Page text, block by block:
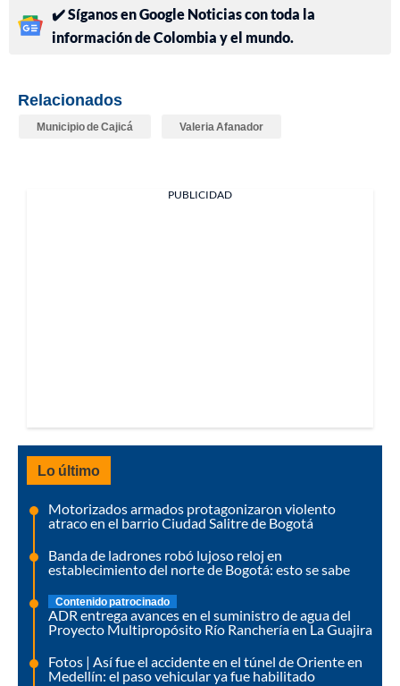
✔️ Síganos en Google Noticias con toda la
información de Colombia y el mundo.
Relacionados
Municipio de Cajicá Valeria Afanador
PUBLICIDAD
Lo último
Motorizados armados protagonizaron violento
atraco en el barrio Ciudad Salitre de Bogotá
Banda de ladrones robó lujoso reloj en
establecimiento del norte de Bogotá: esto se sabe
Contenido patrocinado
ADR entrega avances en el suministro de agua del
Proyecto Multipropósito Río Ranchería en La Guajira
Fotos | Así fue el accidente en el túnel de Oriente en
Medellín: el paso vehicular ya fue habilitado